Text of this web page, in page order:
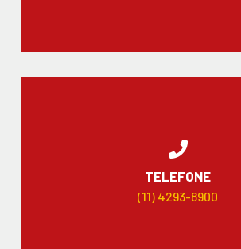
TELEFONE
(11) 4293-8900